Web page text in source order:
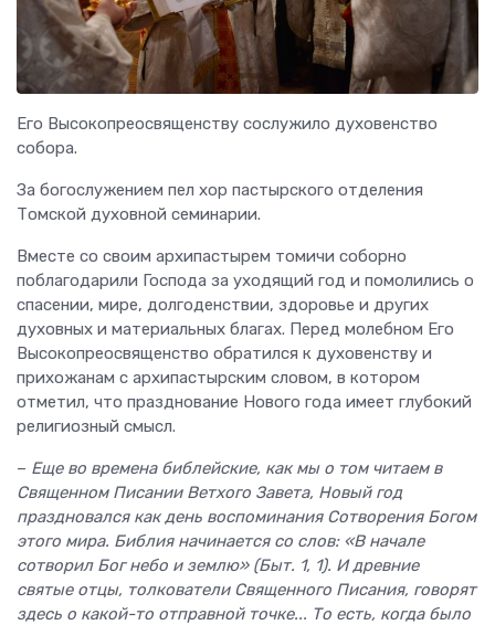
Его Высокопреосвященству сослужило духовенство
собора.
За богослужением пел хор пастырского отделения
Томской духовной семинарии.
Вместе со своим архипастырем томичи соборно
поблагодарили Господа за уходящий год и помолились о
спасении, мире, долгоденствии, здоровье и других
духовных и материальных благах. Перед молебном Его
Высокопреосвященство обратился к духовенству и
прихожанам с архипастырским словом, в котором
отметил, что празднование Нового года имеет глубокий
религиозный смысл.
– Еще во времена библейские, как мы о том читаем в
Священном Писании Ветхого Завета, Новый год
праздновался как день воспоминания Сотворения Богом
этого мира. Библия начинается со слов: «В начале
сотворил Бог небо и землю» (Быт. 1, 1). И древние
святые отцы, толкователи Священного Писания, говорят
здесь о какой-то отправной точке... То есть, когда было